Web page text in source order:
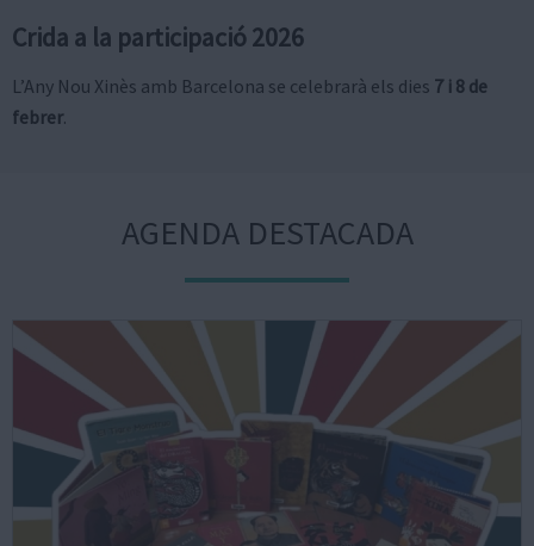
Crida a la participació 2026
L’Any Nou Xinès amb Barcelona se celebrarà els dies 7 i 8 de
febrer.
AGENDA DESTACADA